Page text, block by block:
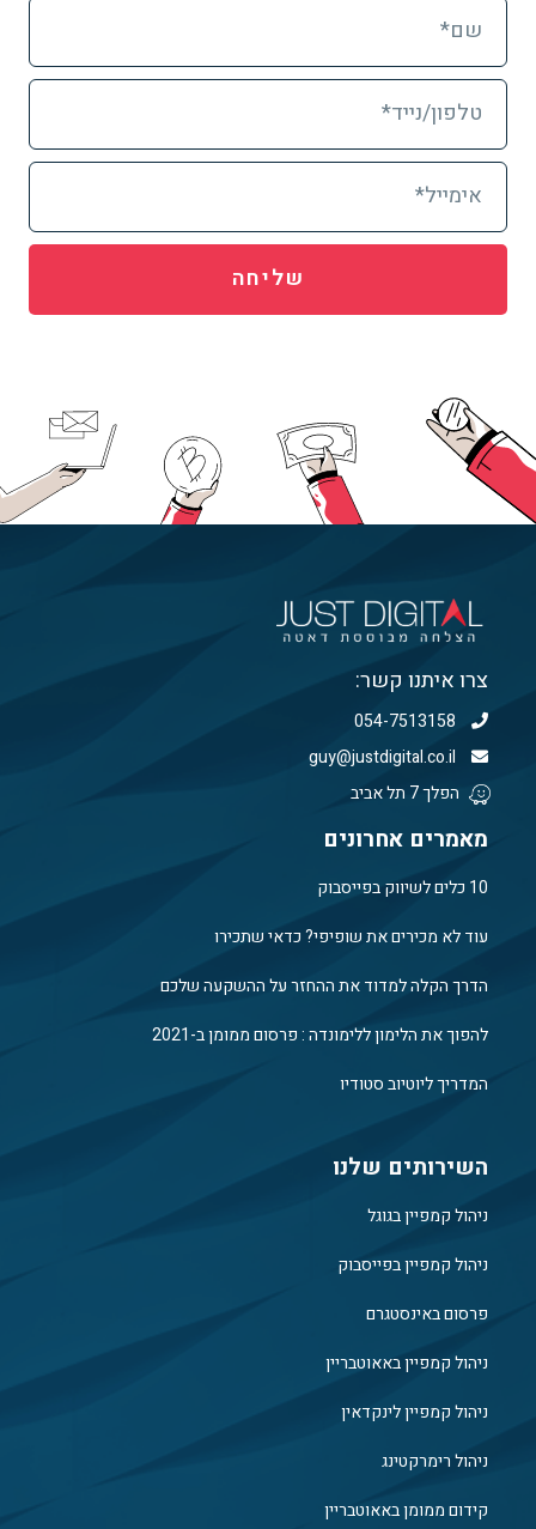
שליחה
צרו איתנו קשר:
הפלך 7 תל אביב
מאמרים אחרונים
10 כלים לשיווק בפייסבוק
עוד לא מכירים את שופיפי? כדאי שתכירו
הדרך הקלה למדוד את ההחזר על ההשקעה שלכם
להפוך את הלימון ללימונדה : פרסום ממומן ב-2021
המדריך ליוטיוב סטודיו
השירותים שלנו
ניהול קמפיין בגוגל
ניהול קמפיין בפייסבוק
פרסום באינסטגרם
ניהול קמפיין באאוטבריין
ניהול קמפיין לינקדאין
ניהול רימרקטינג
קידום ממומן באאוטבריין